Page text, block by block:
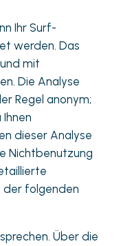
Ihr Surf-
werden. Das
mit
Die Analyse
Regel anonym;
dieser Analyse
Nichtbenutzung
der folgenden
Über die